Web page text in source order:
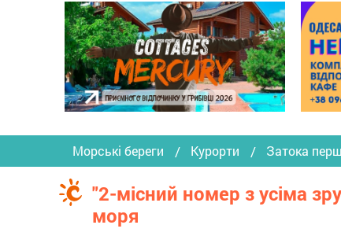
Морські береги Курорти Затока
"2-місний номер з усіма
моря